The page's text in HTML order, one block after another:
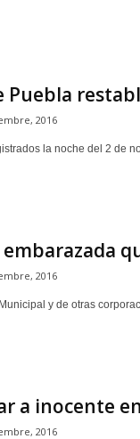
2016
la noche del 2 de
2016
y de otras
a inocente
2016